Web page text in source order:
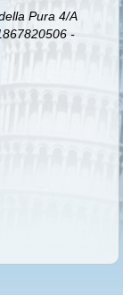
Pura 4/A
-